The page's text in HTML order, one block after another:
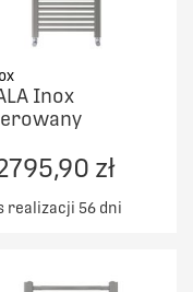
Inox
zł
realizacji 56 dni